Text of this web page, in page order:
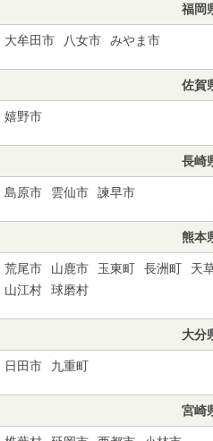
福岡
大牟田市 八女市 みやま市
佐賀
嬉野市
長崎
島原市 雲仙市 諫早市
熊本
荒尾市 山鹿市 玉東町 長洲町 天
山江村
球磨村
大分
日田市 九重町
宮崎